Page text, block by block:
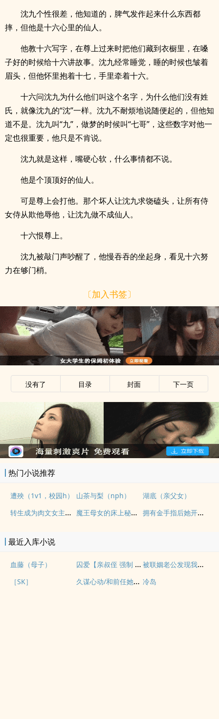
沈九个性很差，他知道的，脾气发作起来什么东西都
摔，但他是十六心里的仙人。
他教十六写字，在尊上过来时把他们藏到衣橱里，在嗓
子好的时候给十六讲故事。沈九经常睡觉，睡的时候也皱着
眉头，但他怀里抱着十七，手里牵着十六。
十六问沈九为什么他们叫这个名字，为什么他们没有姓
氏，就像沈九的“沈”一样。沈九不耐烦地说随便起的，但他知
道不是。沈九叫“九”，做梦的时候叫“七哥”，这些数字对他一
定也很重要，他只是不肯说。
沈九就是这样，嘴硬心软，什么事情都不说。
他是个顶顶好的仙人。
可是尊上会打他。那个坏人让沈九求饶磕头，让所有侍
女侍从欺他辱他，让沈九做不成仙人。
十六恨尊上。
沈九被敲门声吵醒了，他慢吞吞的坐起身，看见十六努
力在够门梢。
〔加入书签〕
没有了 目录 封面 下一页
热门小说推荐
遭殃（1v1，校园h） 山茶与梨（nph） 湖底（亲父女）
转生成为肉文女主的女儿后（星际nph） 魔王母女的床上秘情（gl乱伦） 拥有金手指后她开始为所欲为（nph）
最近入库小说
血藤（母子） 囚爱【亲叔侄 强制 1v1 H】 被联姻老公发现我写po文后
［SK］ 久谋心动/和前任她小姨先婚后爱 冷岛